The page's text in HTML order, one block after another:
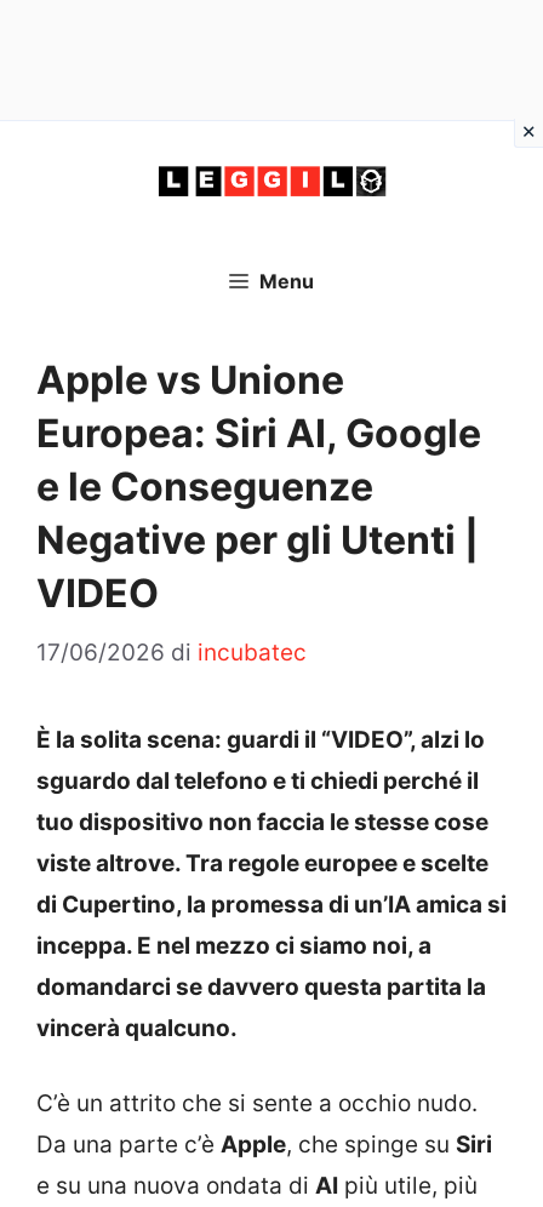
Menu
Apple vs Unione
Europea: Siri AI, Google
e le Conseguenze
Negative per gli Utenti |
VIDEO
17/06/2026 di incubatec
È la solita scena: guardi il “VIDEO”, alzi lo
sguardo dal telefono e ti chiedi perché il
tuo dispositivo non faccia le stesse cose
viste altrove. Tra regole europee e scelte
di Cupertino, la promessa di un’IA amica si
inceppa. E nel mezzo ci siamo noi, a
domandarci se davvero questa partita la
vincerà qualcuno.
C’è un attrito che si sente a occhio nudo.
Da una parte c’è Apple, che spinge su Siri
e su una nuova ondata di AI più utile, più